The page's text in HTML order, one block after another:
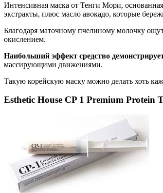
Интенсивная маска от Тенги Мори,
экстракты, плюс масло авокадо, которые
Благодаря маточному пчелиному молочку
окислением.
Наибольший эффект средство
массирующими движениями.
Такую корейскую маску можно делать хоть
Esthetic House CP 1 Premium Protein